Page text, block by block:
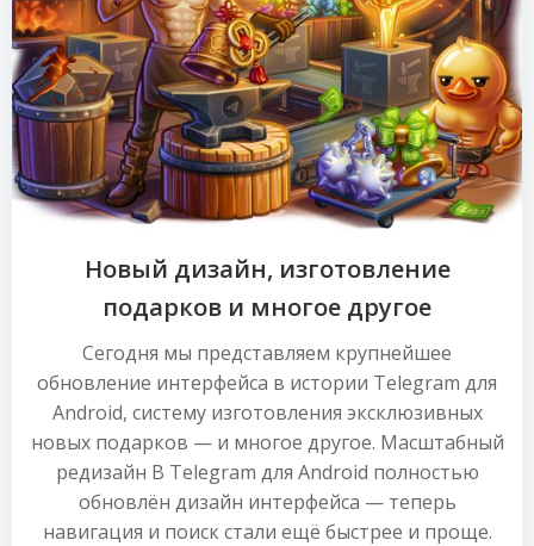
Новый дизайн, изготовление
подарков и многое другое
Сегодня мы представляем крупнейшее
обновление интерфейса в истории Telegram для
Android, систему изготовления эксклюзивных
новых подарков — и многое другое. Масштабный
редизайн В Telegram для Android полностью
обновлён дизайн интерфейса — теперь
навигация и поиск стали ещё быстрее и проще.